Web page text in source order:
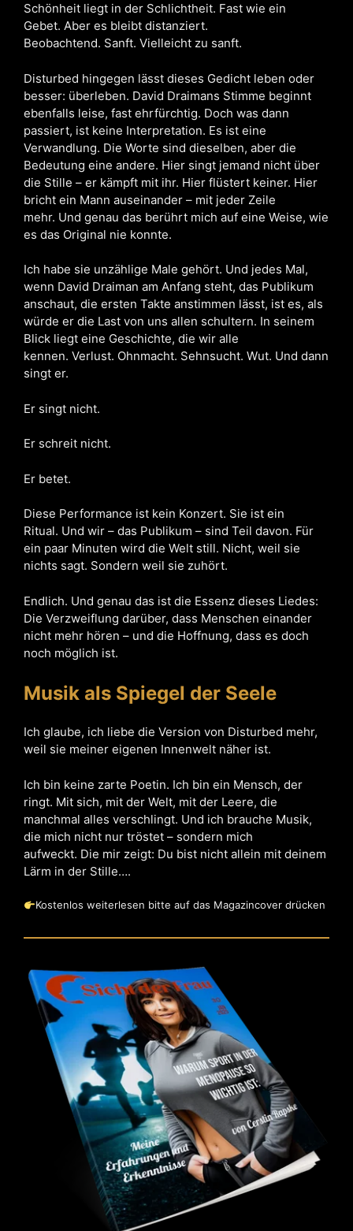
Schönheit liegt in der Schlichtheit. Fast wie ein
Gebet. Aber es bleibt distanziert.
Beobachtend. Sanft. Vielleicht zu sanft.
Disturbed hingegen lässt dieses Gedicht leben oder
besser: überleben. David Draimans Stimme beginnt
ebenfalls leise, fast ehrfürchtig. Doch was dann
passiert, ist keine Interpretation. Es ist eine
Verwandlung. Die Worte sind dieselben, aber die
Bedeutung eine andere. Hier singt jemand nicht über
die Stille – er kämpft mit ihr. Hier flüstert keiner. Hier
bricht ein Mann auseinander – mit jeder Zeile
mehr. Und genau das berührt mich auf eine Weise, wie
es das Original nie konnte.
Ich habe sie unzählige Male gehört. Und jedes Mal,
wenn David Draiman am Anfang steht, das Publikum
anschaut, die ersten Takte anstimmen lässt, ist es, als
würde er die Last von uns allen schultern. In seinem
Blick liegt eine Geschichte, die wir alle
kennen. Verlust. Ohnmacht. Sehnsucht. Wut. Und dann
singt er.
Er singt nicht.
Er schreit nicht.
Er betet.
Diese Performance ist kein Konzert. Sie ist ein
Ritual. Und wir – das Publikum – sind Teil davon. Für
ein paar Minuten wird die Welt still. Nicht, weil sie
nichts sagt. Sondern weil sie zuhört.
Endlich. Und genau das ist die Essenz dieses Liedes:
Die Verzweiflung darüber, dass Menschen einander
nicht mehr hören – und die Hoffnung, dass es doch
noch möglich ist.
Musik als Spiegel der Seele
Ich glaube, ich liebe die Version von Disturbed mehr,
weil sie meiner eigenen Innenwelt näher ist.
Ich bin keine zarte Poetin. Ich bin ein Mensch, der
ringt. Mit sich, mit der Welt, mit der Leere, die
manchmal alles verschlingt. Und ich brauche Musik,
die mich nicht nur tröstet – sondern mich
aufweckt. Die mir zeigt: Du bist nicht allein mit deinem
Lärm in der Stille….
Kostenlos weiterlesen bitte auf das Magazincover drücken